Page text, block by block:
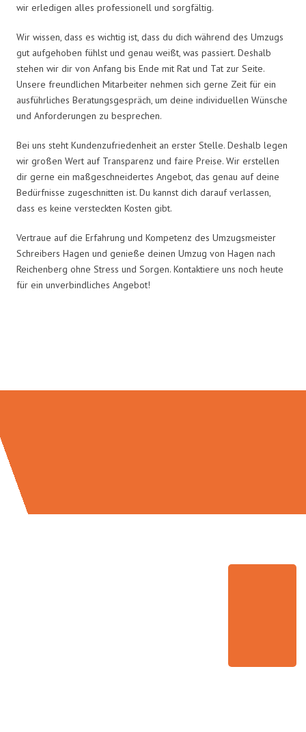
wir erledigen alles professionell und sorgfältig.
Wir wissen, dass es wichtig ist, dass du dich während des Umzugs
gut aufgehoben fühlst und genau weißt, was passiert. Deshalb
stehen wir dir von Anfang bis Ende mit Rat und Tat zur Seite.
Unsere freundlichen Mitarbeiter nehmen sich gerne Zeit für ein
ausführliches Beratungsgespräch, um deine individuellen Wünsche
und Anforderungen zu besprechen.
Bei uns steht Kundenzufriedenheit an erster Stelle. Deshalb legen
wir großen Wert auf Transparenz und faire Preise. Wir erstellen
dir gerne ein maßgeschneidertes Angebot, das genau auf deine
Bedürfnisse zugeschnitten ist. Du kannst dich darauf verlassen,
dass es keine versteckten Kosten gibt.
Vertraue auf die Erfahrung und Kompetenz des Umzugsmeister
Schreibers Hagen und genieße deinen Umzug von Hagen nach
Reichenberg ohne Stress und Sorgen. Kontaktiere uns noch heute
für ein unverbindliches Angebot!